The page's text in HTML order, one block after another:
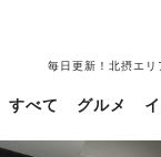
毎日更新！北摂エリ
すべて グルメ